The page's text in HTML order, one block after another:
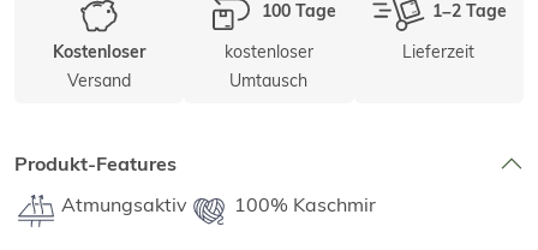
Kostenloser
Versand
100 Tage
kostenloser
Umtausch
1–2 Tage
Lieferzeit
Produkt-Features
Atmungsaktiv 100% Kaschmir